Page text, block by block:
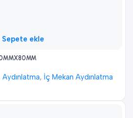
Sepete ekle
Aydınlatma, İç Mekan Aydınlatma